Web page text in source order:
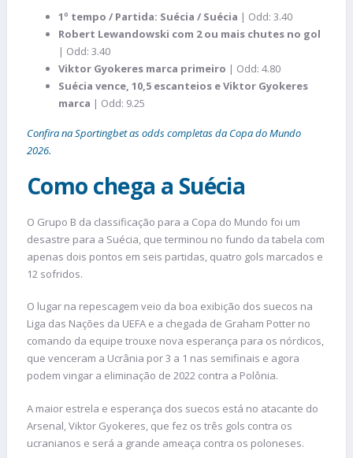
1º tempo / Partida: Suécia / Suécia | Odd: 3.40
Robert Lewandowski com 2 ou mais chutes no gol
| Odd: 3.40
Viktor Gyokeres marca primeiro | Odd: 4.80
Suécia vence, 10,5 escanteios e Viktor Gyokeres
marca | Odd: 9.25
Confira na Sportingbet as odds completas da Copa do Mundo
2026.
Como chega a Suécia
O Grupo B da classificação para a Copa do Mundo foi um
desastre para a Suécia, que terminou no fundo da tabela com
apenas dois pontos em seis partidas, quatro gols marcados e
12 sofridos.
O lugar na repescagem veio da boa exibição dos suecos na
Liga das Nações da UEFA e a chegada de Graham Potter no
comando da equipe trouxe nova esperança para os nórdicos,
que venceram a Ucrânia por 3 a 1 nas semifinais e agora
podem vingar a eliminação de 2022 contra a Polônia.
A maior estrela e esperança dos suecos está no atacante do
Arsenal, Viktor Gyokeres, que fez os três gols contra os
ucranianos e será a grande ameaça contra os poloneses.